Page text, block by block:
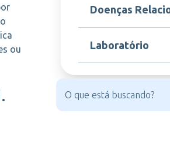
Contraindicado para
buprenorfina ou a
deve ser utilizado
alcoolismo agudo,
Doenças
Dor oncológica, Dor
Dor refratária e
Laboratório
MUNDIPHARMA
ou